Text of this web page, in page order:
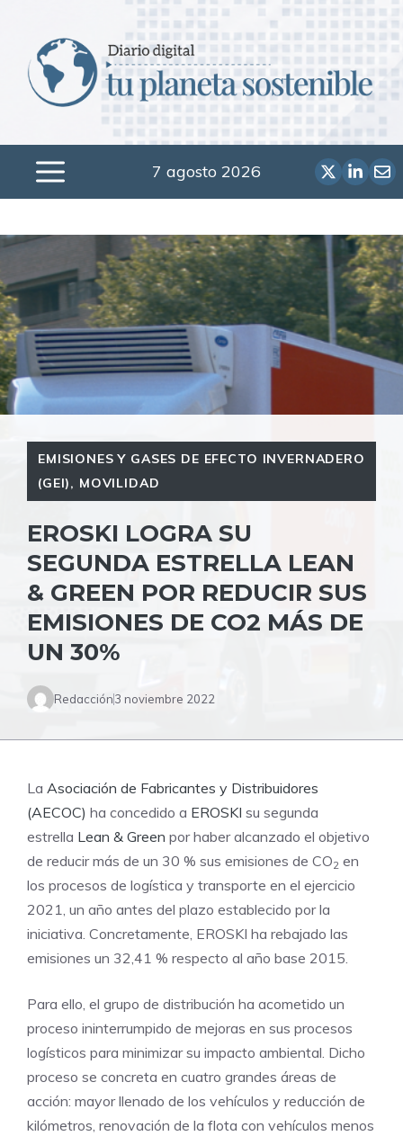
contenido
Menú
7 agosto 2026
EMISIONES Y GASES DE EFECTO INVERNADERO
(GEI), MOVILIDAD
EROSKI LOGRA SU
SEGUNDA ESTRELLA LEAN
& GREEN POR REDUCIR SUS
EMISIONES DE CO2 MÁS DE
UN 30%
Redacción3 noviembre 2022
La Asociación de Fabricantes y Distribuidores
(AECOC) ha concedido a EROSKI su segunda
estrella Lean & Green por haber alcanzado el objetivo
de reducir más de un 30 % sus emisiones de CO2 en
los procesos de logística y transporte en el ejercicio
2021, un año antes del plazo establecido por la
iniciativa. Concretamente, EROSKI ha rebajado las
emisiones un 32,41 % respecto al año base 2015.
Para ello, el grupo de distribución ha acometido un
proceso ininterrumpido de mejoras en sus procesos
logísticos para minimizar su impacto ambiental. Dicho
proceso se concreta en cuatro grandes áreas de
acción: mayor llenado de los vehículos y reducción de
kilómetros, renovación de la flota con vehículos menos